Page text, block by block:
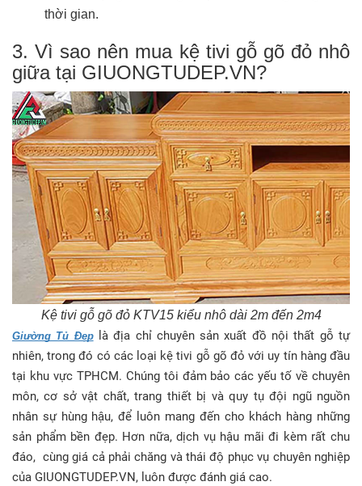
thời gian.
3. Vì sao nên mua kệ tivi gỗ gõ đỏ nhô
giữa tại GIUONGTUDEP.VN?
Kệ tivi gỗ gõ đỏ KTV15 kiểu nhô dài 2m đến 2m4
Giường Tủ Đẹplà địa chỉ chuyên sản xuất đồ nội thất gỗ tự
nhiên, trong đó có các loại kệ tivi gỗ gõ đỏ với uy tín hàng đầu
tại khu vực TPHCM. Chúng tôi đảm bảo các yếu tố về chuyên
môn, cơ sở vật chất, trang thiết bị và quy tụ đội ngũ nguồn
nhân sự hùng hậu, để luôn mang đến cho khách hàng những
sản phẩm bền đẹp. Hơn nữa, dịch vụ hậu mãi đi kèm rất chu
đáo, cùng giá cả phải chăng và thái độ phục vụ chuyên nghiệp
của GIUONGTUDEP.VN, luôn được đánh giá cao.